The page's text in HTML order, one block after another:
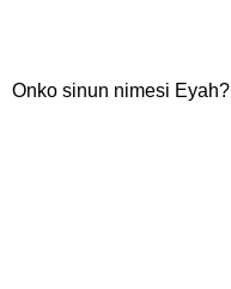
Onko sinun nimesi Eyah?